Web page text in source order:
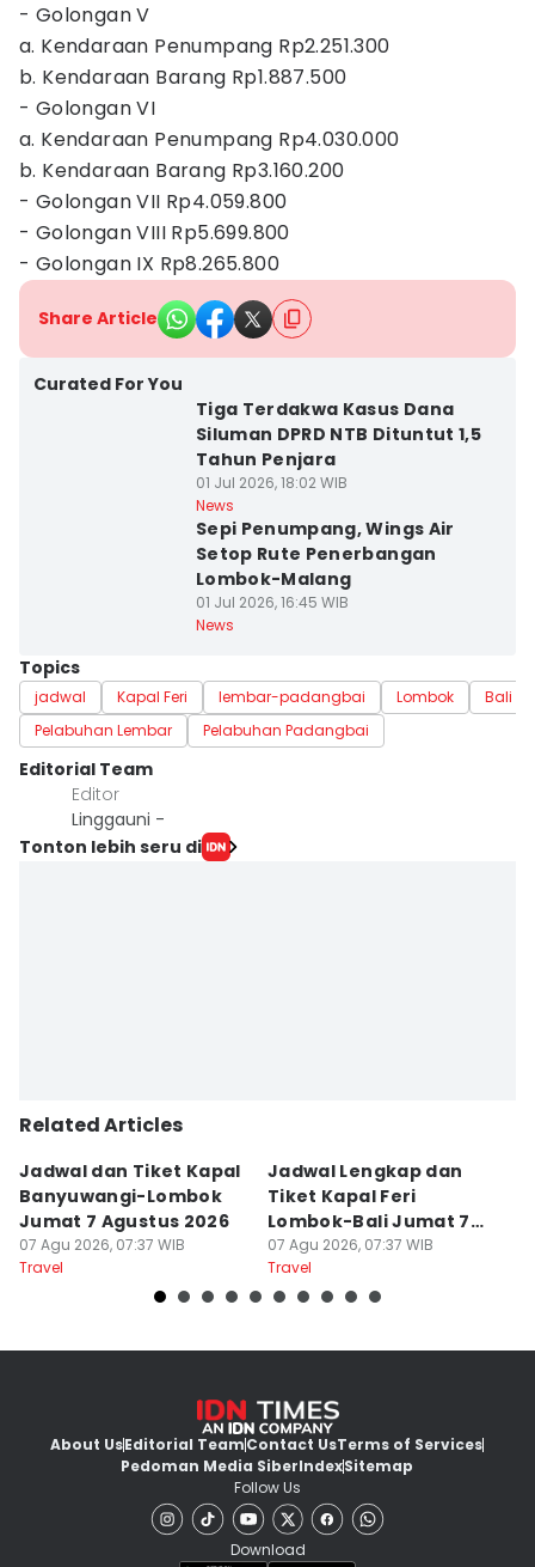
- Golongan V
a. Kendaraan Penumpang Rp2.251.300
b. Kendaraan Barang Rp1.887.500
- Golongan VI
a. Kendaraan Penumpang Rp4.030.000
b. Kendaraan Barang Rp3.160.200
- Golongan VII Rp4.059.800
- Golongan VIII Rp5.699.800
- Golongan IX Rp8.265.800
Share Article
Curated For You
Tiga Terdakwa Kasus Dana
Siluman DPRD NTB Dituntut 1,5
Tahun Penjara
01 Jul 2026, 18:02 WIB
News
Sepi Penumpang, Wings Air
Setop Rute Penerbangan
Lombok-Malang
01 Jul 2026, 16:45 WIB
News
Topics
jadwal Kapal Feri lembar-padangbai Lombok
Bali
Pelabuhan Lembar
Pelabuhan Padangbai
Editorial Team
Editor
Linggauni -
Tonton lebih seru di
Related Articles
Jadwal dan Tiket Kapal
Banyuwangi-Lombok
Jumat 7 Agustus 2026
07 Agu 2026, 07:37 WIB
Travel
Jadwal Lengkap dan
Tiket Kapal Feri
Lombok-Bali Jumat 7
Agustus 2026
07 Agu 2026, 07:37 WIB
Travel
About UsEditorial TeamContact UsTerms of Services
Pedoman Media SiberIndexSitemap
Follow Us
Download